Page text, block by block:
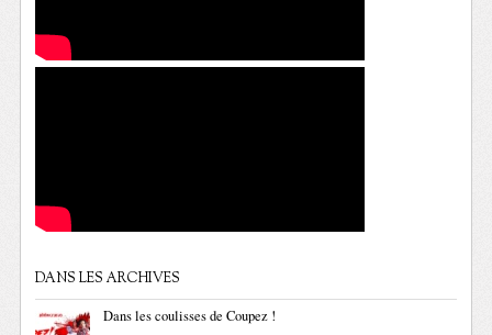
DANS LES ARCHIVES
Dans les coulisses de Coupez !